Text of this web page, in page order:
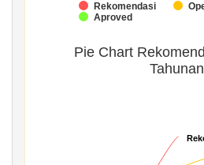
Rekomendasi
Aproved
Pie Chart
Tahunan